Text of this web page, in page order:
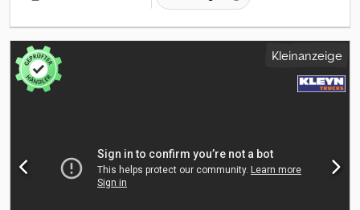
Kleinanzeige